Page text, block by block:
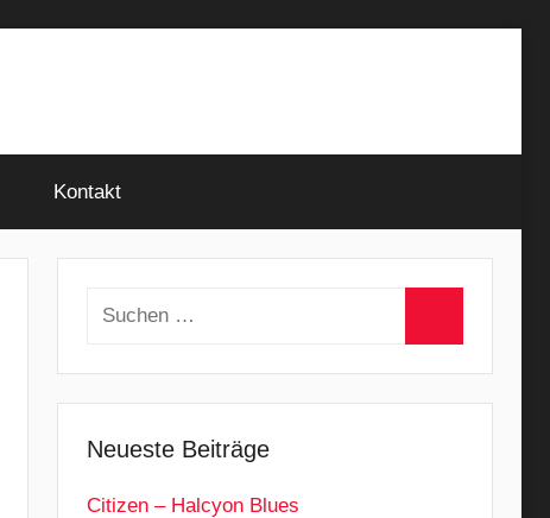
Kontakt
Suchen
Neueste Beiträge
Citizen – Halcyon Blues